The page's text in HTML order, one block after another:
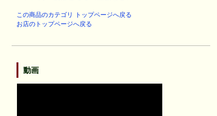
この商品のカテゴリ トップページへ戻る
お店のトップページへ戻る
動画